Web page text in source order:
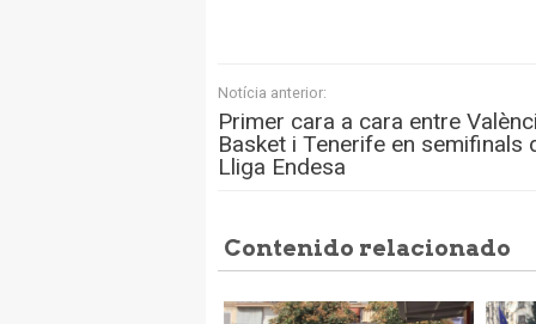
Notícia anterior:
Primer cara a cara entre
Basket i Tenerife en semifinals
Lliga Endesa
Contenido relacionado